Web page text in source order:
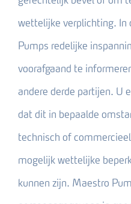
wettelijke verplichting. In
Pumps redelijke
voorafgaand te
andere derde partijen. U
dat dit in bepaalde
technisch of
mogelijk wettelijke
kunnen zijn. Maestro